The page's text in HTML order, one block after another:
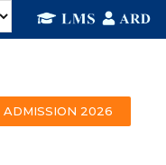
ADMISSION 2026